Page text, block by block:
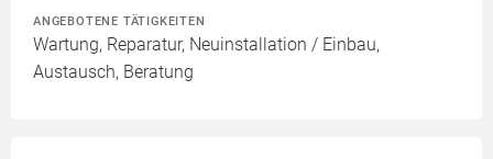
ANGEBOTENE TÄTIGKEITEN
Wartung, Reparatur, Neuinstallation / Einbau,
Austausch, Beratung